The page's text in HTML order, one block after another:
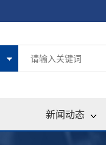
新闻动态